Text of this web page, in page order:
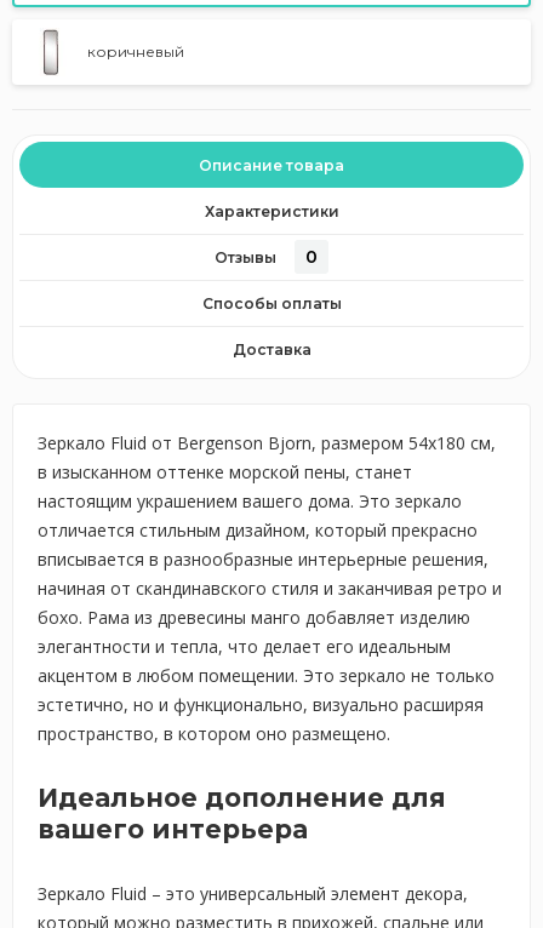
коричневый
Описание товара
Характеристики
Отзывы 0
Способы оплаты
Доставка
Зеркало Fluid от Bergenson Bjorn, размером 54х180 см,
в изысканном оттенке морской пены, станет
настоящим украшением вашего дома. Это зеркало
отличается стильным дизайном, который прекрасно
вписывается в разнообразные интерьерные решения,
начиная от скандинавского стиля и заканчивая ретро и
бохо. Рама из древесины манго добавляет изделию
элегантности и тепла, что делает его идеальным
акцентом в любом помещении. Это зеркало не только
эстетично, но и функционально, визуально расширяя
пространство, в котором оно размещено.
Идеальное дополнение для
вашего интерьера
Зеркало Fluid – это универсальный элемент декора,
который можно разместить в прихожей, спальне или